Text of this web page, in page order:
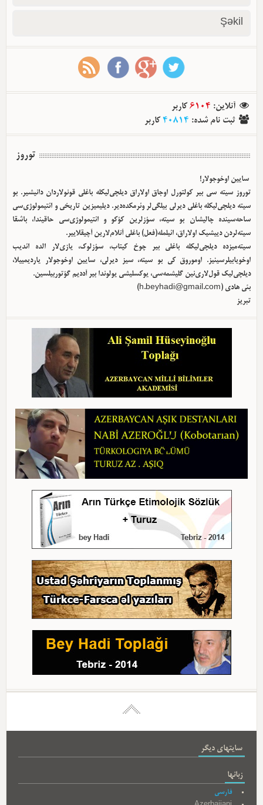
Şəkil
آنلاین:
6104 کاربر
ثبت نام شده:
40814 کاربر
توروز
سایین اوخوجولار!
توروز سیته سی بیر کولتورل اوجاق اولا‌راق دیلچی‌لیکله باغلی قونولاردان دانیشیر. بو
سیته دیلچی‌لیکله باغلی دیرلی بیلگی‌لر وئرمکده‌دیر. دیلیمیزین تاریخی و ائتیمولوژی‌سی
ساحه‌سینده چالیشان بو سیته، سؤزلرین کؤکو و ائتیمولوژی‌سی حاقیندا، باشقا
سیته‌لردن دییشیک اولا‌راق، ائیلمله(فعل) باغلی آنلام‌لارین آچیقلاییر.
سیته‌میزده دیلچی‌لیکله باغلی بیر چوخ کیتاب، سؤزلوک، یازی‌لار الده ائدیب
اوخویابیلرسینیز. اوموروق کی بو سیته، سیز دیرلی، سایین اوخوجولار یاردیمییلا،
دیلچی‌لیک قول‌لاری‌نین گلیشمه‌سی، یوکسلیشی یولوندا بیر آددیم گؤتوربیلسین.
بئی هادی (h.beyhadi@gmail.com
)
تبریز
سایتهای دیگر
زبانها
فارسی